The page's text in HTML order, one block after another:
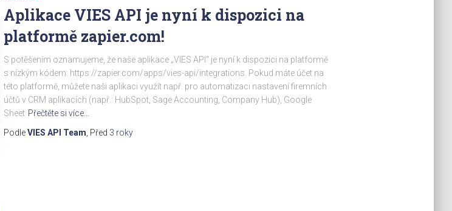
Aplikace VIES API je nyní k dispozici na
platformě zapier.com!
S potěšením oznamujeme, že naše aplikace „VIES API“ je nyní k dispozici na platformě
s nízkým kódem: https://zapier.com/apps/vies-api/integrations. Pokud máte účet na
této platformě, můžete naši aplikaci využít např. pro automatizaci nastavení firemních
účtů v CRM aplikacích (např.: HubSpot, Sage Accounting, Company Hub), Google
Sheet Přečtěte si více…
PodleVIES API Team , Před 3 roky